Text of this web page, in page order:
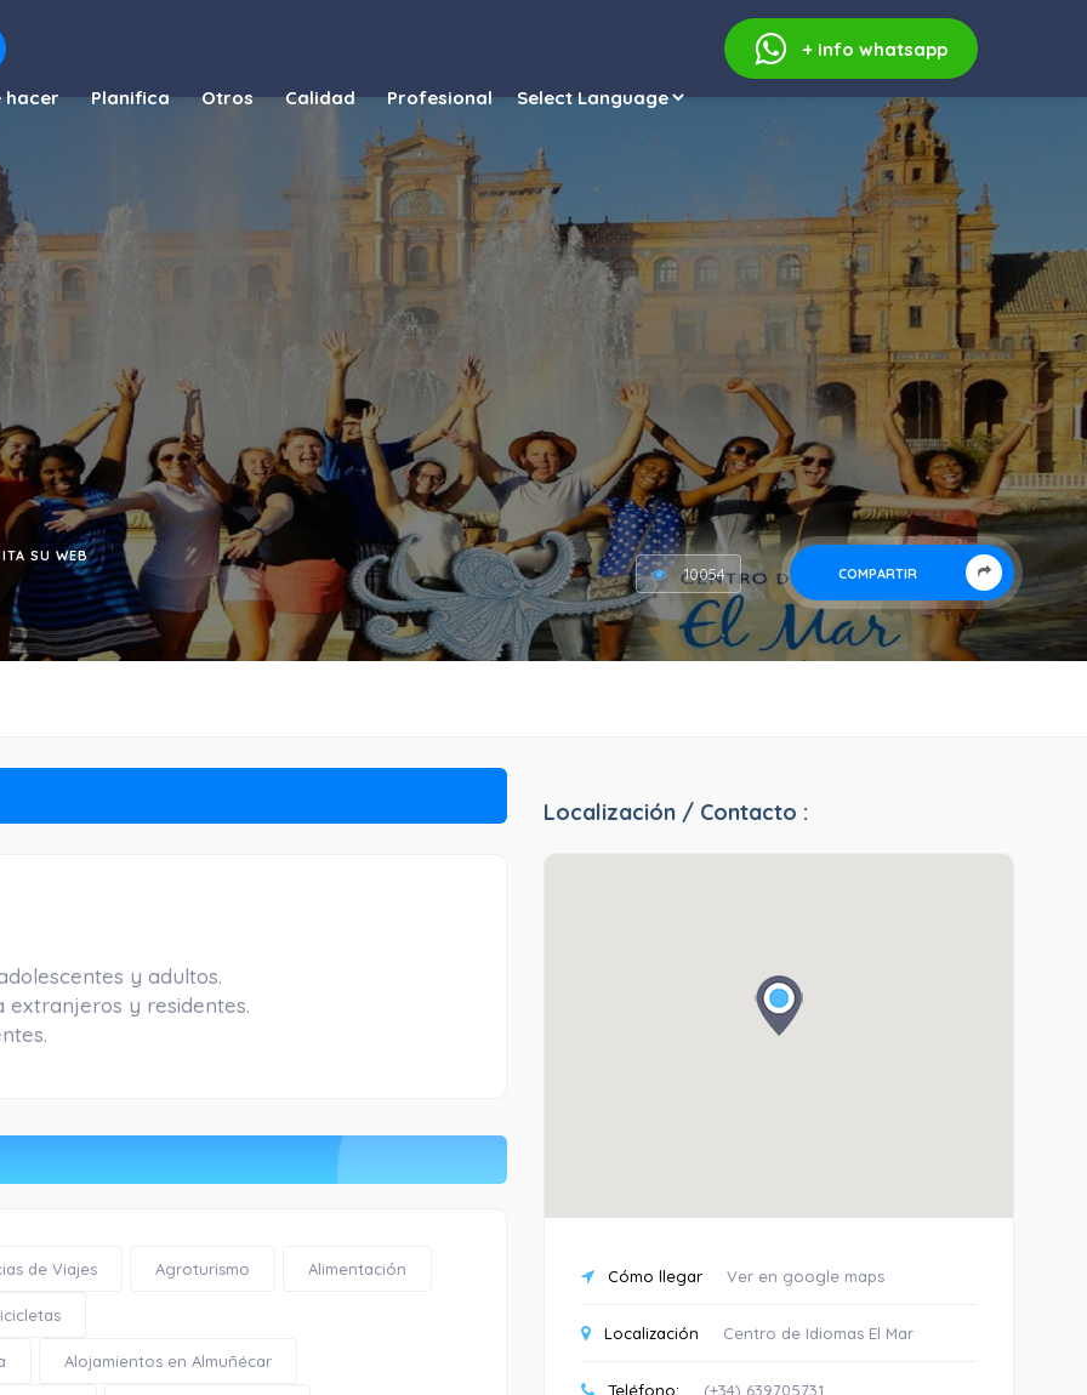
+ info whatsapp
hacer Planifica Otros Calidad Profesional
SU WEB
COMPARTIR
10054
y adultos.
extranjeros y residentes.
de Viajes Agroturismo Alimentación
Alojamientos en Almuñécar
Localización / Contacto :
Cómo llegar Ver en google maps
Localización Centro de Idiomas El Mar
Teléfono: (+34) 639705731